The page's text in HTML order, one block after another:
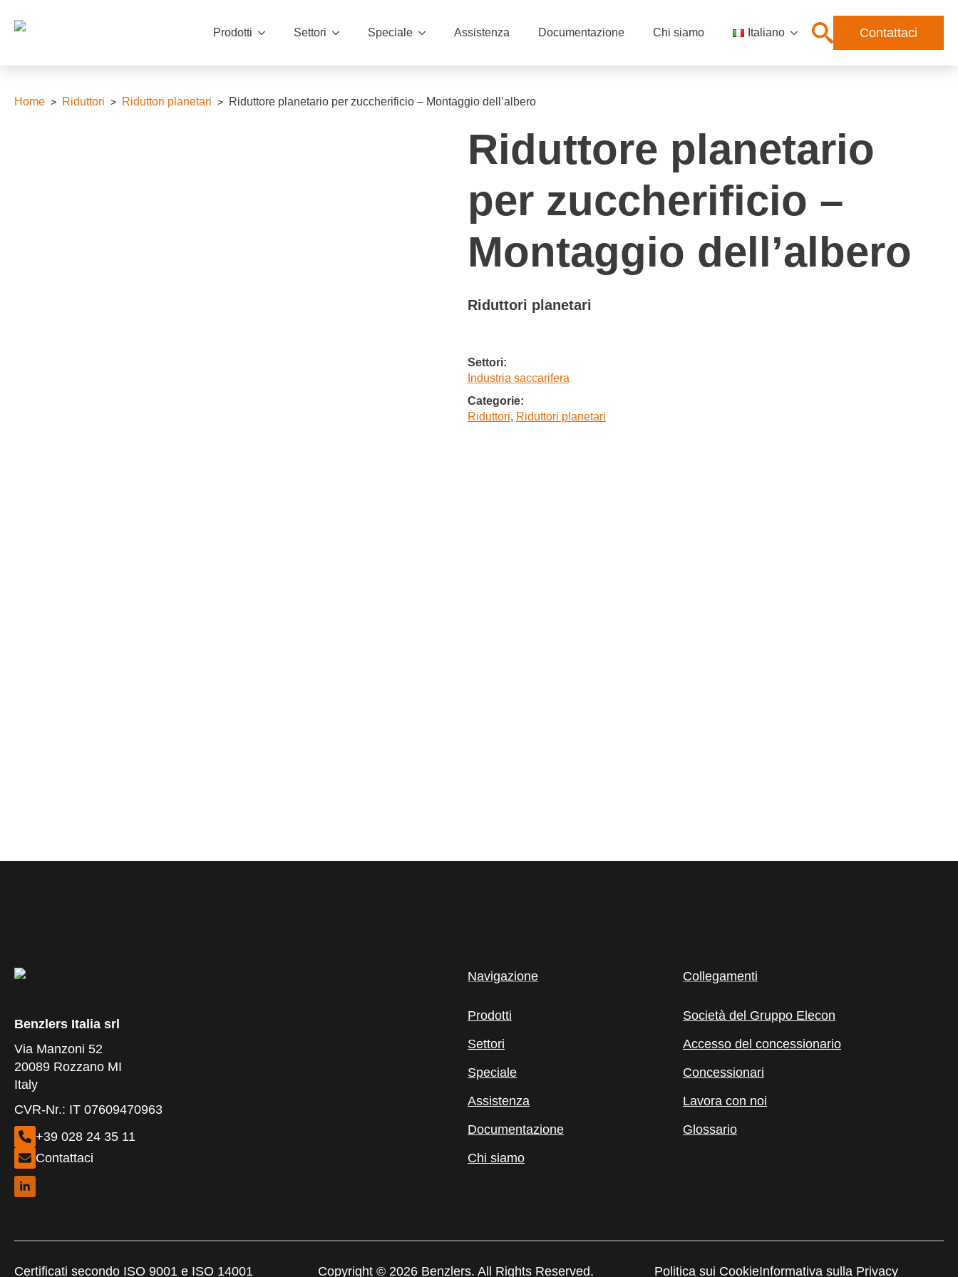
Prodotti Settori Speciale Assistenza Documentazione Chi siamo Italiano Contattaci
Home Riduttori Riduttori planetari Riduttore planetario per zuccherificio – Montaggio dell’albero
Riduttore planetario
per zuccherificio –
Montaggio dell’albero
Riduttori planetari
Settori:
Industria saccarifera
Categorie:
Riduttori, Riduttori planetari
Benzlers Italia srl
Via Manzoni 52
20089 Rozzano MI
Italy
CVR-Nr.: IT 07609470963
+39 028 24 35 11
Contattaci
Navigazione
Prodotti
Settori
Speciale
Assistenza
Documentazione
Chi siamo
Collegamenti
Società del Gruppo Elecon
Accesso del concessionario
Concessionari
Lavora con noi
Glossario
Certificati secondo ISO 9001 e ISO 14001 Copyright © 2026 Benzlers. All Rights Reserved. Politica sui CookieInformativa sulla Privacy